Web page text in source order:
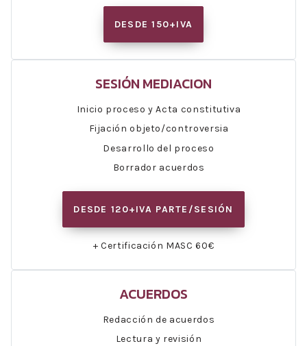
DESDE 150+IVA
SESIÓN MEDIACION
Inicio proceso y Acta constitutiva
Fijación objeto/controversia
Desarrollo del proceso
Borrador acuerdos
DESDE 120+IVA PARTE/SESIÓN
+ Certificación MASC 60€
ACUERDOS
Redacción de acuerdos
Lectura y revisión